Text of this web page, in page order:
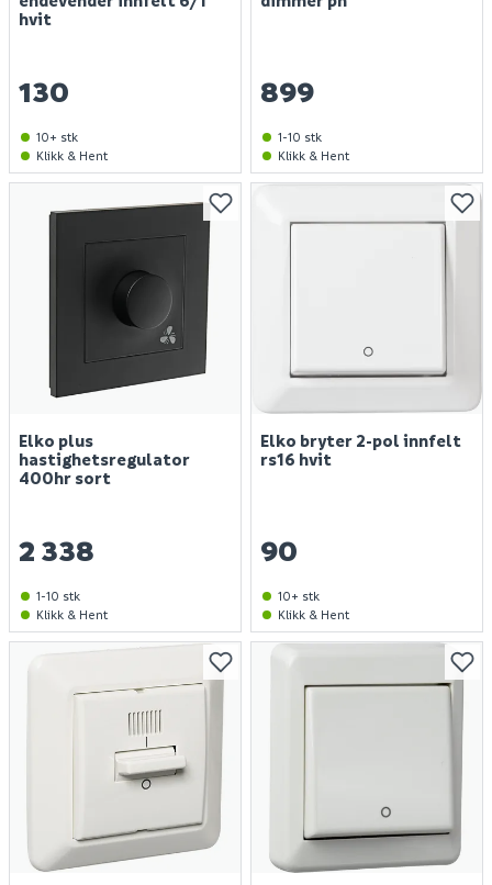
hvit
130
10+ stk
Klikk & Hent
899
1-10 stk
Klikk & Hent
Elko plus
hastighetsregulator
400hr sort
2 338
1-10 stk
Klikk & Hent
Elko bryter 2-pol innfelt
rs16 hvit
90
10+ stk
Klikk & Hent